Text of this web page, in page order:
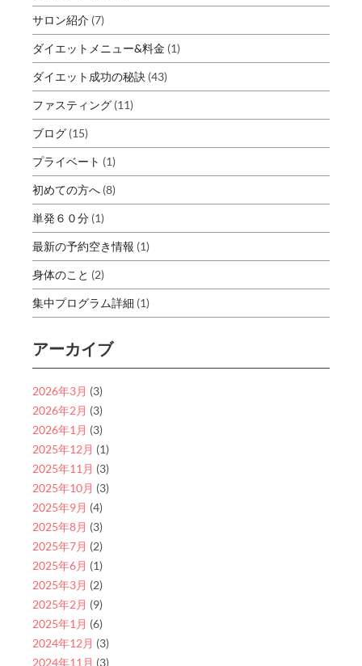
サロン紹介 (7)
ダイエットメニュー&料金 (1)
ダイエット成功の秘訣 (43)
ファスティング (11)
ブログ (15)
プライベート (1)
初めての方へ (8)
単発６０分 (1)
最新の予約空き情報 (1)
身体のこと (2)
集中プログラム詳細 (1)
アーカイブ
2026年3月 (3)
2026年2月 (3)
2026年1月 (3)
2025年12月 (1)
2025年11月 (3)
2025年10月 (3)
2025年9月 (4)
2025年8月 (3)
2025年7月 (2)
2025年6月 (1)
2025年3月 (2)
2025年2月 (9)
2025年1月 (6)
2024年12月 (3)
2024年11月 (3)